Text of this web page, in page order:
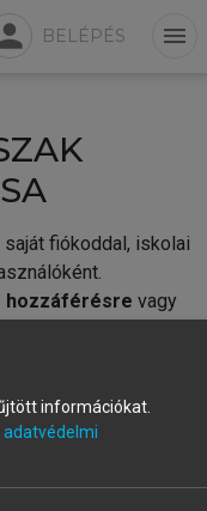
BELÉPÉS menu
fiókoddal, iskolai
hozzáférésre vagy
új fiókot.
információkat.
adatvédelmi